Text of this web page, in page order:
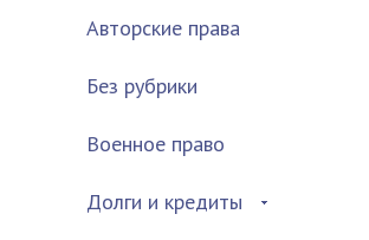
Авторские права
Без рубрики
Военное право
Долги и кредиты